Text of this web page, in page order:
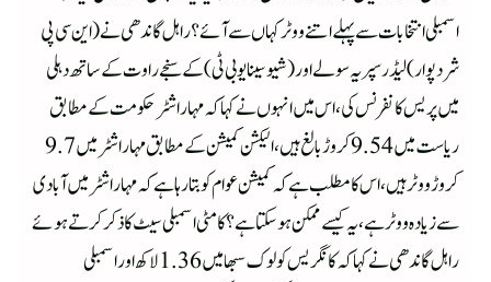
اسمبلی انتخابات سے پہلے اتنے ووٹر کہاں سے آئے؟ راہل گاندھی نے (این سی پی
شرد پوار) لیڈر سپریہ سولے اور (شیوسینا یو بی ٹی )کے سنجے راوت کے ساتھ دہلی
میں پریس کانفرنس کی،اس میں انہوں نے کہا کہ مہاراشٹر حکومت کے مطابق
ریاست میں 9.54 کروڑ بالغ ہیں،الیکشن کمیشن کے مطابق مہاراشٹر میں 9.7
کروڑ ووٹر ہیں،اس کا مطلب ہے کہ کمیشن عوام کو بتا رہا ہے کہ مہاراشٹر میں آبادی
سے زیادہ ووٹر ہے،یہ کیسے ممکن ہو سکتا ہے؟ کامٹی اسمبلی سیٹ کا ذکر کرتے ہوئے
راہل گاندھی نے کہا کہ کانگریس کو لوک سبھا میں 1.36 لاکھ اور اسمبلی